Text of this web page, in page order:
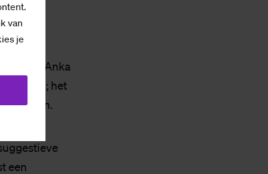
van
je
Dat Anka
zetten; het
zijn.
een